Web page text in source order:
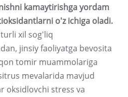
kamaytirishga yordam
o'z ichiga oladi.
xil sog'liq
jinsiy faoliyatga bevosita
tomir muammolariga
mevalarida mavjud
oksidlovchi stress va